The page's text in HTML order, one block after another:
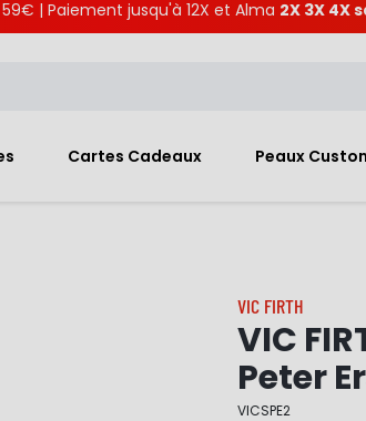
| Paiement jusqu'à 12X et Alma 2X 3X 4X
Cartes Cadeaux Peaux
VIC FIRTH
VIC
Peter
VICSPE2